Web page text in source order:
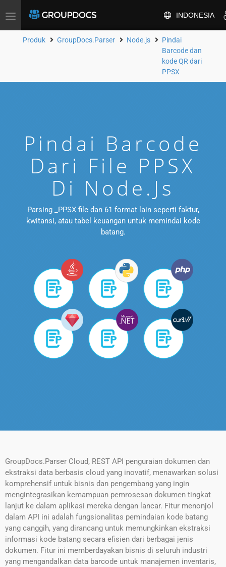
Alihkan
INDONESIA
Produk GroupDocs.Parser Node.js
Pindai
Barcode dan
kode QR dari
PPSX
Pindai Barcode
Dari File PPSX
Di Node.js
Parsing _PPSX file dan 61 format lain seperti faktur,
kwitansi, atau tabel keuangan untuk memindai kode
batang.
GroupDocs.Parser Cloud, REST API penguraian dokumen dan
ekstraksi data berbasis cloud yang inovatif, menawarkan solusi
komprehensif untuk bisnis dan pengembang yang ingin
mengintegrasikan kemampuan pemrosesan dokumen tingkat
lanjut ke dalam aplikasi mereka dengan lancar. Fitur menonjol
dalam API ini adalah fungsionalitas pemindaian kode batang
yang canggih, yang dirancang untuk memungkinkan ekstraksi
informasi kode batang secara efisien dari berbagai jenis
dokumen. Fitur ini memberdayakan bisnis di seluruh industri
yang mengandalkan data barcode untuk manajemen inventaris,